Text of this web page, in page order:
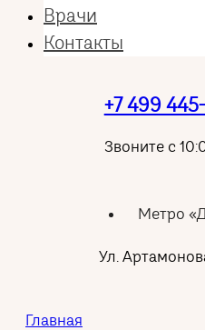
Врачи
Контакты
+7 499
Звоните с
Метро
Ул.
Главная